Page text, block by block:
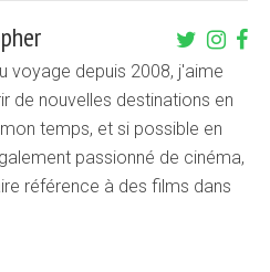
voyage depuis 2008, j'aime
de nouvelles destinations en
temps, et si possible en
passionné de cinéma,
référence à des films dans